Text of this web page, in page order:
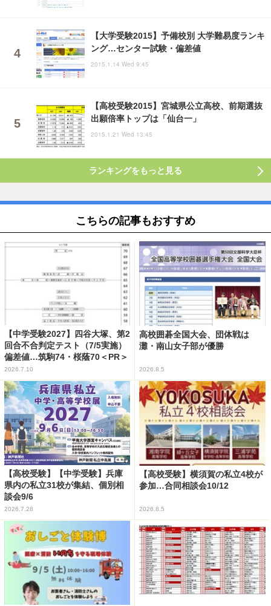
【大学受験2015】予備校別 大学難易度ランキ
ング…センター試験・偏差値
2015.1.14 Wed 9:45
【高校受験2015】宮城県公立高校、前期選抜
出願倍率トップは「仙台一」
2015.1.21 Wed 13:45
ランキングをもっと見る
こちらの記事もおすすめ
【中学受験2027】四谷大塚、第2
回合不合判定テスト（7/5実施）
偏差値…筑駒74・桜蔭70＜PR＞
2026.7.10
高校囲碁全国大会、団体戦は
灘・南山女子部が優勝
2026.8.5
【高校受験】【中学受験】兵庫
県内の私立31校が集結、個別相
談会9/6
2026.7.28
【高校受験】横須賀の私立4校が
参加…合同相談会10/12
2026.8.5